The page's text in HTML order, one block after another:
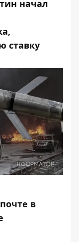
начал
ставку
в